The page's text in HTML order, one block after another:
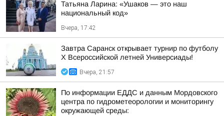
Татьяна Ларина: «Ушаков — это наш
национальный код»
Вчера, 17:42
Завтра Саранск открывает турнир по футболу
X Всероссийской летней Универсиады!
Вчера, 21:57
По информации ЕДДС и данным Мордовского
центра по гидрометеорологии и мониторингу
окружающей среды: